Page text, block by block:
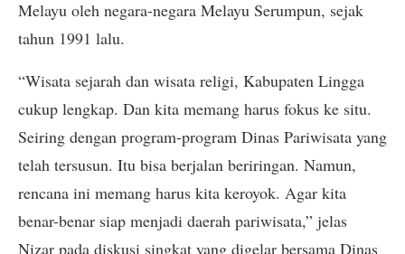
Melayu oleh negara-negara Melayu Serumpun, sejak
tahun 1991 lalu.
“Wisata sejarah dan wisata religi, Kabupaten Lingga
cukup lengkap. Dan kita memang harus fokus ke situ.
Seiring dengan program-program Dinas Pariwisata yang
telah tersusun. Itu bisa berjalan beriringan. Namun,
rencana ini memang harus kita keroyok. Agar kita
benar-benar siap menjadi daerah pariwisata,” jelas
Nizar pada diskusi singkat yang digelar bersama Dinas